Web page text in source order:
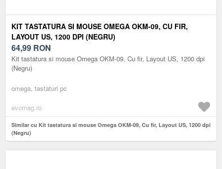
KIT TASTATURA SI MOUSE OMEGA OKM-09, CU FIR,
LAYOUT US, 1200 DPI (NEGRU)
64,99 RON
Kit tastatura si mouse Omega OKM-09, Cu fir, Layout US, 1200 dpi
(Negru)
omega, tastaturi pc
evomag.ro
Similar cu Kit tastatura si mouse Omega OKM-09, Cu fir, Layout US, 1200 dpi
(Negru)